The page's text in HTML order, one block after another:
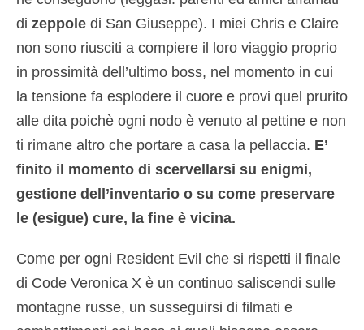
di zeppole di San Giuseppe). I miei Chris e Claire
non sono riusciti a compiere il loro viaggio proprio
in prossimità dell’ultimo boss, nel momento in cui
la tensione fa esplodere il cuore e provi quel prurito
alle dita poichè ogni nodo è venuto al pettine e non
ti rimane altro che portare a casa la pellaccia. E’
finito il momento di scervellarsi su enigmi,
gestione dell’inventario o su come preservare
le (esigue) cure, la fine è vicina.
Come per ogni Resident Evil che si rispetti il finale
di Code Veronica X è un continuo saliscendi sulle
montagne russe, un susseguirsi di filmati e